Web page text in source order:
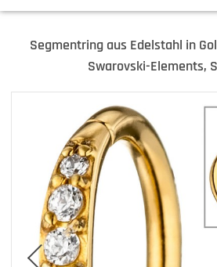
Segmentring aus Edelstahl in
Swarovski-Elements,